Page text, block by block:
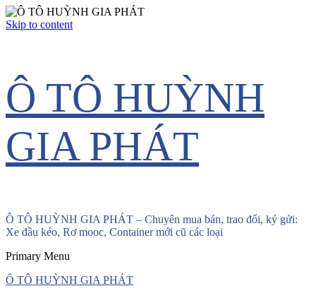
Skip to content
Ô TÔ HUỲNH
GIA PHÁT
Ô TÔ HUỲNH GIA PHÁT – Chuyên mua bán, trao đổi, ký gửi:
Xe đầu kéo, Rơ mooc, Container mới cũ các loại
Primary Menu
Ô TÔ HUỲNH GIA PHÁT